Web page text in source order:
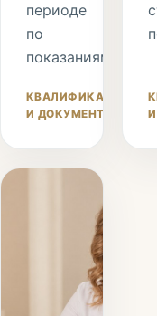
периоде
по
показаниям.
КВАЛИФИКАЦИЯ
И ДОКУМЕНТЫ